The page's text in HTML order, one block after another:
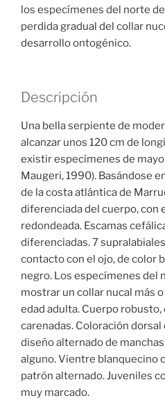
los especímenes del norte
perdida gradual del collar
desarrollo ontogénico.
Descripción
Una bella serpiente de
alcanzar unos 120 cm de
existir especímenes de
Maugeri, 1990). Basándose
de la costa atlántica de
diferenciada del cuerpo, con
redondeada. Escamas
diferenciadas. 7
contacto con el ojo, de color
negro. Los especímenes del
mostrar un collar nucal más
edad adulta. Cuerpo
carenadas. Coloración
diseño alternado de
alguno. Vientre blanquecino
patrón alternado. Juveniles
muy marcado.